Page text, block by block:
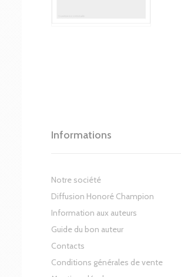
Informations
Notre société
Diffusion Honoré Champion
Information aux auteurs
Guide du bon auteur
Contacts
Conditions générales de vente